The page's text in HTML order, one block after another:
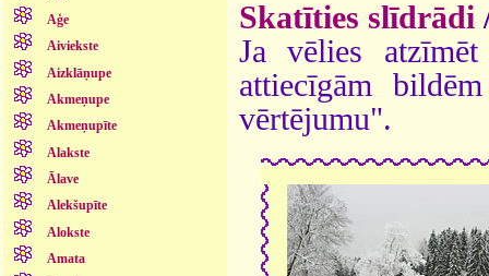
Aģe
Aiviekste
Aizklāņupe
Akmeņupe
Akmeņupīte
Alakste
Ālave
Alekšupīte
Alokste
Amata
Skatīties slīdrādi
Ja vēlies
attiecīgām
vērtējumu".